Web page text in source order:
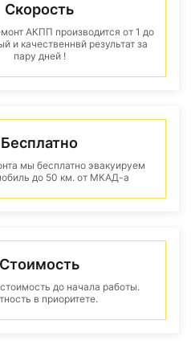
Скорость
АКПП производится от 1 до
и качественнвй результат за
пару дней !
Бесплатно
мы бесплатно эвакуируем
до 50 км. от МКАД-а
Стоимость
до начала работы.
в приоритете.